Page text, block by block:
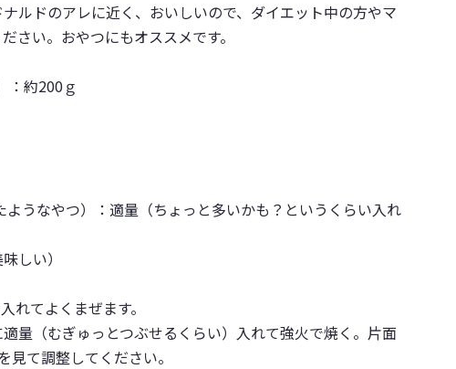
ルドのアレに近く、おいしいので、ダイエット中の方やマ
さい。おやつにもオススメです。
：約200ｇ
ようなやつ）：適量（ちょっと多いかも？というくらい入れ
しい）
れてよくまぜます。
量（むぎゅっとつぶせるくらい）入れて強火で焼く。片面
て調整してください。